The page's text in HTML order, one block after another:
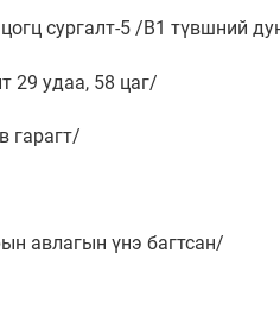
сургалт-5 /B1 түвшний
29 удаа, 58 цаг/
гарагт/
авлагын үнэ багтсан/